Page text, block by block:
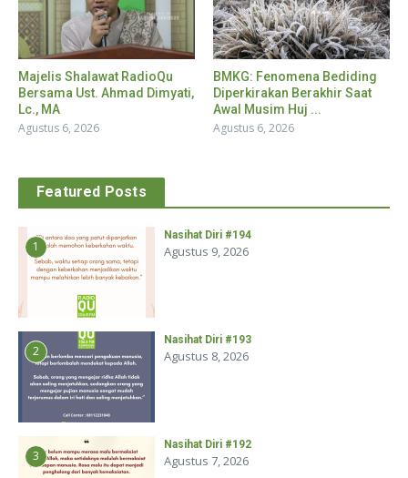
Majelis Shalawat RadioQu
Bersama Ust. Ahmad Dimyati,
Lc., MA
Agustus 6, 2026
BMKG: Fenomena Bediding
Diperkirakan Berakhir Saat
Awal Musim Huj ...
Agustus 6, 2026
Featured Posts
1
Nasihat Diri #194
Agustus 9, 2026
2
Nasihat Diri #193
Agustus 8, 2026
3
Nasihat Diri #192
Agustus 7, 2026